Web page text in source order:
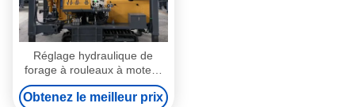
Réglage hydraulique de
forage à rouleaux à moteur
diesel
Obtenez le meilleur prix